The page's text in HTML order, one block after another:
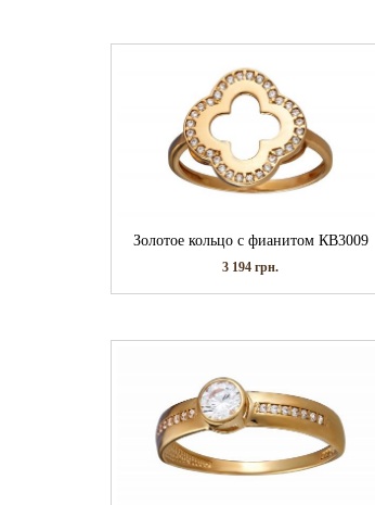
Золотое кольцо с фианитом КВ3009
3 194грн.